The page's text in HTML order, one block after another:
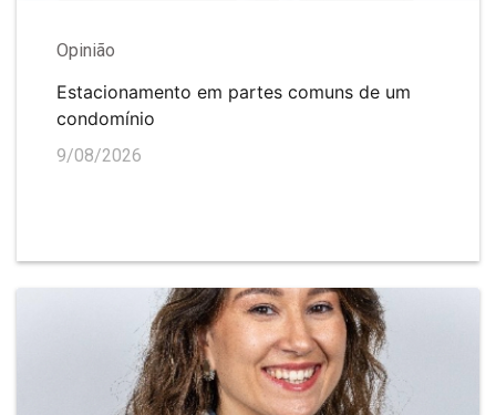
Opinião
Estacionamento em partes comuns de um
condomínio
9/08/2026